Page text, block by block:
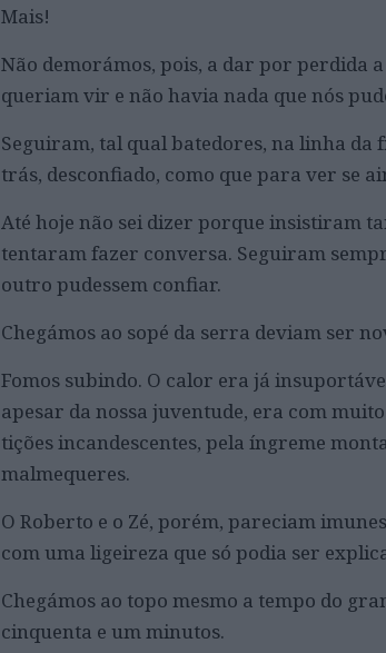
Mais!
Não demorámos, pois, a dar por perdida
queriam vir e não havia nada que nós
Seguiram, tal qual batedores, na linha da
trás, desconfiado, como que para ver se
Até hoje não sei dizer porque insistiram
tentaram fazer conversa. Seguiram
outro pudessem confiar.
Chegámos ao sopé da serra deviam ser
Fomos subindo. O calor era já
apesar da nossa juventude, era com
tições incandescentes, pela íngreme
malmequeres.
O Roberto e o Zé, porém, pareciam
com uma ligeireza que só podia ser
Chegámos ao topo mesmo a tempo do
cinquenta e um minutos.